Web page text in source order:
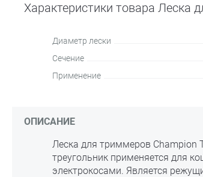
Характеристики товара Леска
Диаметр лески
Сечение
Применение
ОПИСАНИЕ
Леска для триммеров Champion
треугольник применяется для
электрокосами. Является